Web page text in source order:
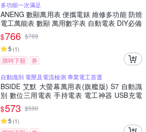
多功能一次滿足
ANENG 數顯萬用表 便攜電錶 維修多功能 防燒
電工萬能表 數顯 萬用數字表 自動電表 DIY必備
$766 $789
5 (1)
限時下殺
券
自動識別 電壓及電流檢測 專業電工首選
BSIDE 艾默 大螢幕萬用表(旗艦版) S7 自動識
別 數位三用電表 手持電表 電工神器 USB充電
萬用表 非接觸測電壓 火線辨識 居家水電維修工
具
$573 $590
5 (1)